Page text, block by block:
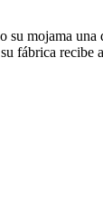
su mojama
fábrica